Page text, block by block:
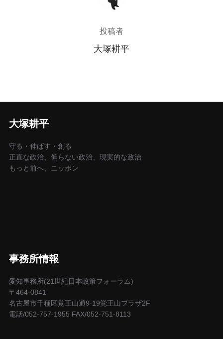
投稿者
大塚耕平
大塚耕平
守る・伸ばす・創る
正直な政治、偏らない政治、現実的な政治
もっと前へ、ニッポン
事務所情報
愛知事務所(21世紀日本政策フォーラム)
〒464-0841
名古屋市千種区覚王山通9-19覚王山プラザ2F
電話/052-757-1955 FAX/052-751-8113